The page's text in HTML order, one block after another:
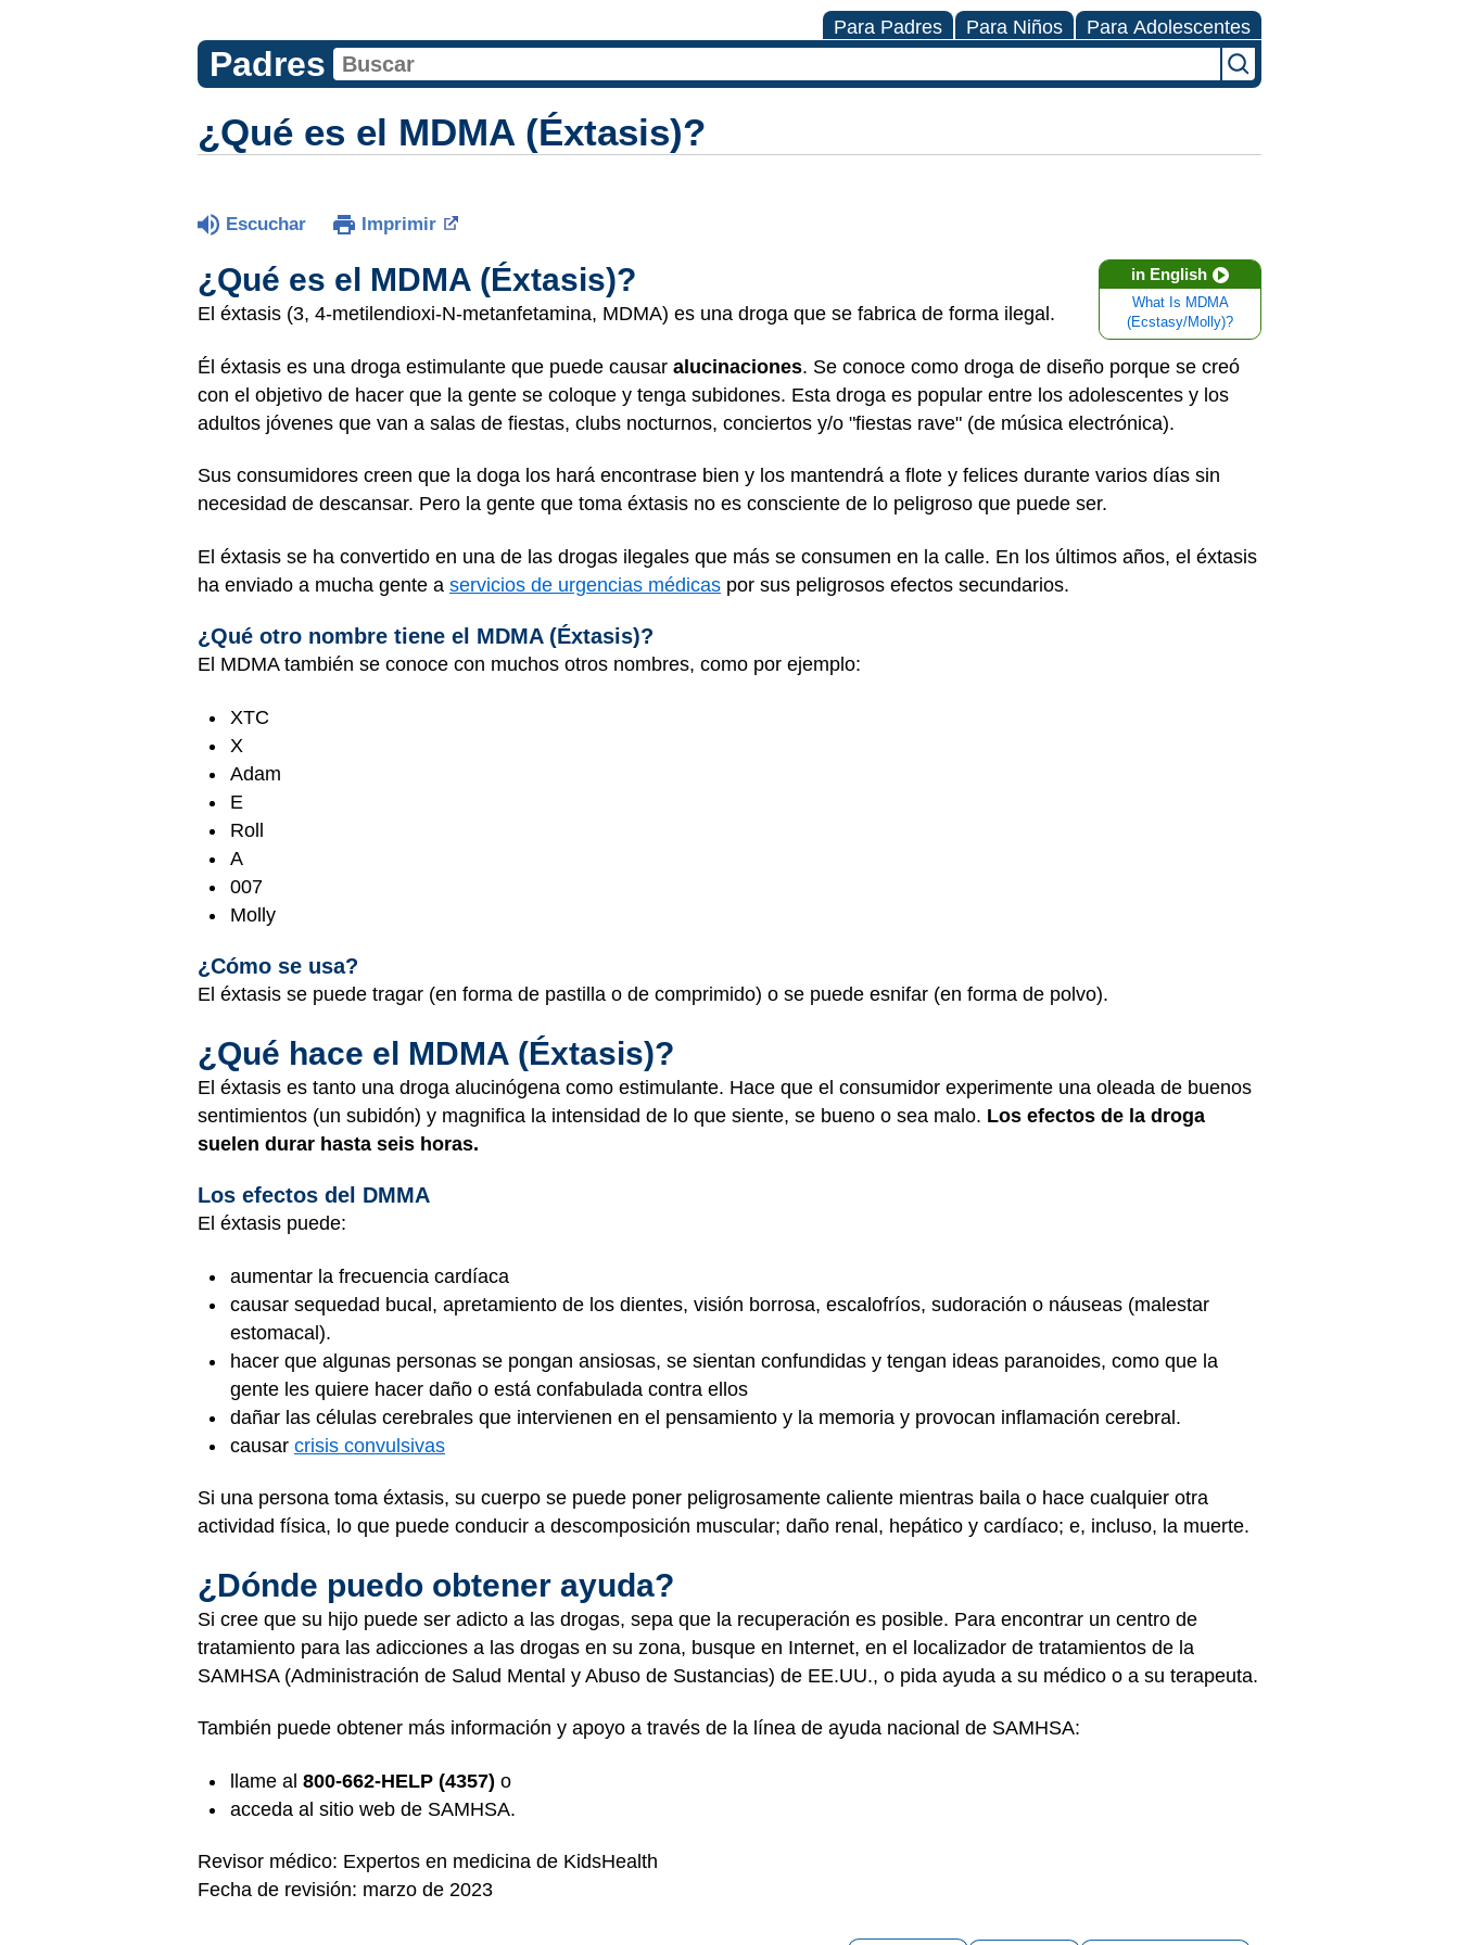
Para Padres Para Niños Para Adolescentes
Padres
¿Qué es el MDMA (Éxtasis)?
Escuchar Imprimir
in English
What Is MDMA
(Ecstasy/Molly)?
¿Qué es el MDMA (Éxtasis)?
El éxtasis (3, 4-metilendioxi-N-metanfetamina, MDMA) es una droga que se fabrica de forma ilegal.
Él éxtasis es una droga estimulante que puede causar alucinaciones. Se conoce como droga de diseño porque se creó
con el objetivo de hacer que la gente se coloque y tenga subidones. Esta droga es popular entre los adolescentes y los
adultos jóvenes que van a salas de fiestas, clubs nocturnos, conciertos y/o "fiestas rave" (de música electrónica).
Sus consumidores creen que la doga los hará encontrase bien y los mantendrá a flote y felices durante varios días sin
necesidad de descansar. Pero la gente que toma éxtasis no es consciente de lo peligroso que puede ser.
El éxtasis se ha convertido en una de las drogas ilegales que más se consumen en la calle. En los últimos años, el éxtasis
ha enviado a mucha gente a servicios de urgencias médicas por sus peligrosos efectos secundarios.
¿Qué otro nombre tiene el MDMA (Éxtasis)?
El MDMA también se conoce con muchos otros nombres, como por ejemplo:
XTC
X
Adam
E
Roll
A
007
Molly
¿Cómo se usa?
El éxtasis se puede tragar (en forma de pastilla o de comprimido) o se puede esnifar (en forma de polvo).
¿Qué hace el MDMA (Éxtasis)?
El éxtasis es tanto una droga alucinógena como estimulante. Hace que el consumidor experimente una oleada de buenos
sentimientos (un subidón) y magnifica la intensidad de lo que siente, se bueno o sea malo. Los efectos de la droga
suelen durar hasta seis horas.
Los efectos del DMMA
El éxtasis puede:
aumentar la frecuencia cardíaca
causar sequedad bucal, apretamiento de los dientes, visión borrosa, escalofríos, sudoración o náuseas (malestar
estomacal).
hacer que algunas personas se pongan ansiosas, se sientan confundidas y tengan ideas paranoides, como que la
gente les quiere hacer daño o está confabulada contra ellos
dañar las células cerebrales que intervienen en el pensamiento y la memoria y provocan inflamación cerebral.
causar crisis convulsivas
Si una persona toma éxtasis, su cuerpo se puede poner peligrosamente caliente mientras baila o hace cualquier otra
actividad física, lo que puede conducir a descomposición muscular; daño renal, hepático y cardíaco; e, incluso, la muerte.
¿Dónde puedo obtener ayuda?
Si cree que su hijo puede ser adicto a las drogas, sepa que la recuperación es posible. Para encontrar un centro de
tratamiento para las adicciones a las drogas en su zona, busque en Internet, en el localizador de tratamientos de la
SAMHSA(Administración de Salud Mental y Abuso de Sustancias) de EE.UU., o pida ayuda a su médico o a su terapeuta.
También puede obtener más información y apoyo a través de la línea de ayuda nacional de SAMHSA:
llame al 800-662-HELP (4357) o
acceda al sitio web de SAMHSA.
Revisor médico: Expertos en medicina de KidsHealth
Fecha de revisión: marzo de 2023